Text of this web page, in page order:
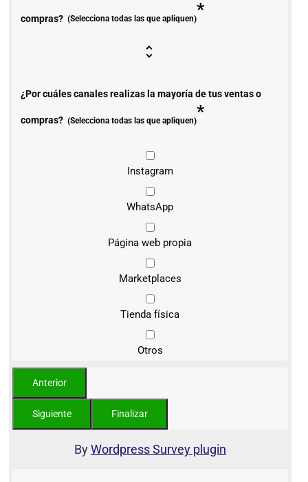
compras? (Selecciona todas las que apliquen)*
¿Por cuáles canales realizas la mayoría de tus ventas o
compras? (Selecciona todas las que apliquen)*
Instagram
WhatsApp
Página web propia
Marketplaces
Tienda física
Otros
ByWordpress Survey plugin